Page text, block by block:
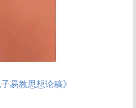
易教思想论稿》